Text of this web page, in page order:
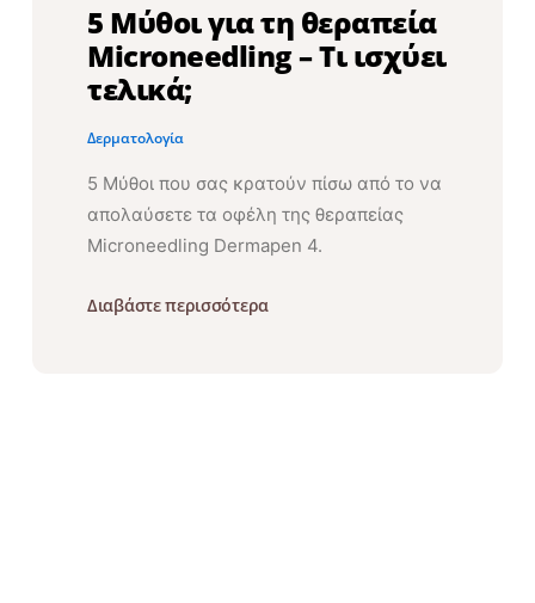
5 Μύθοι για τη θεραπεία
Microneedling – Τι ισχύει
τελικά;
Δερματολογία
5 Μύθοι που σας κρατούν πίσω από το να
απολαύσετε τα οφέλη της θεραπείας
Microneedling Dermapen 4.
Διαβάστε περισσότερα